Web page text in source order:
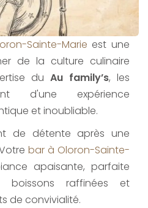
Sainte-Marie est une
de la culture culinaire
du Au family’s, les
d'une expérience
et inoubliable.
de détente après une
bar à Oloron-Sainte-
apaisante, parfaite
boissons raffinées et
de convivialité.